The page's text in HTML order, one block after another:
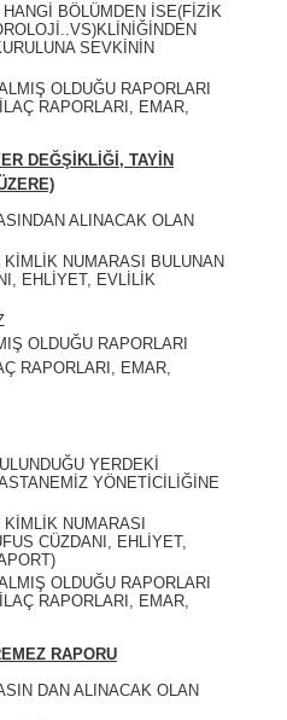
BÖLÜMDEN İSE(FİZİK
SEVKİNİN
OLDUĞU RAPORLARI
RAPORLARI, EMAR,
DEĞŞİKLİĞİ, TAYİN
ALINACAK OLAN
NUMARASI BULUNAN
EHLİYET, EVLİLİK
OLDUĞU RAPORLARI
RAPORLARI, EMAR,
YERDEKİ
YÖNETİCİLİĞİNE
NUMARASI
CÜZDANI, EHLİYET,
OLDUĞU RAPORLARI
RAPORLARI, EMAR,
RAPORU
DAN ALINACAK OLAN